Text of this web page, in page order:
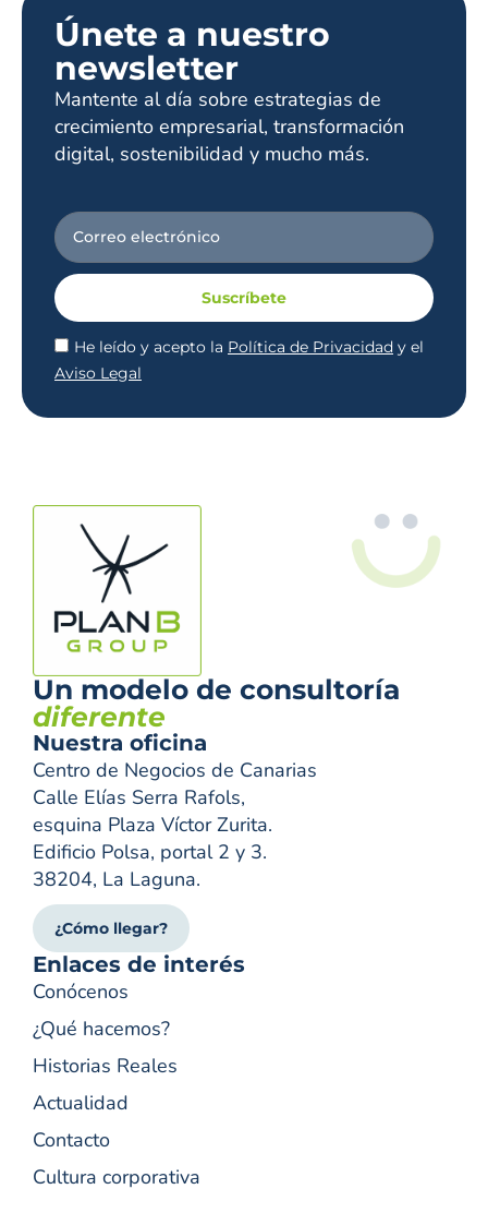
Únete a nuestro
newsletter
Mantente al día sobre estrategias de
crecimiento empresarial, transformación
digital, sostenibilidad y mucho más.
He leído y acepto la Política de Privacidad y el
Aviso Legal
Suscríbete
Un modelo de consultoría
diferente
Nuestra oficina
Centro de Negocios de Canarias
Calle Elías Serra Rafols,
esquina Plaza Víctor Zurita.
Edificio Polsa, portal 2 y 3.
38204, La Laguna.
¿Cómo llegar?
Enlaces de interés
Conócenos
¿Qué hacemos?
Historias Reales
Actualidad
Contacto
Cultura corporativa